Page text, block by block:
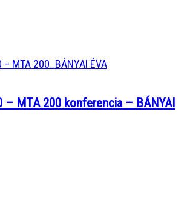
– MTA 200 konferencia – BÁNYAI